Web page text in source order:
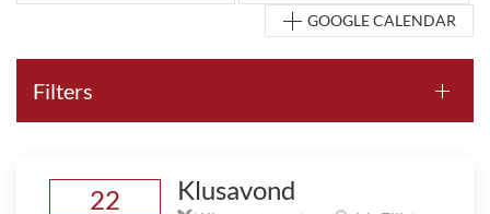
GOOGLE CALENDAR
Filters
22 Klusavond